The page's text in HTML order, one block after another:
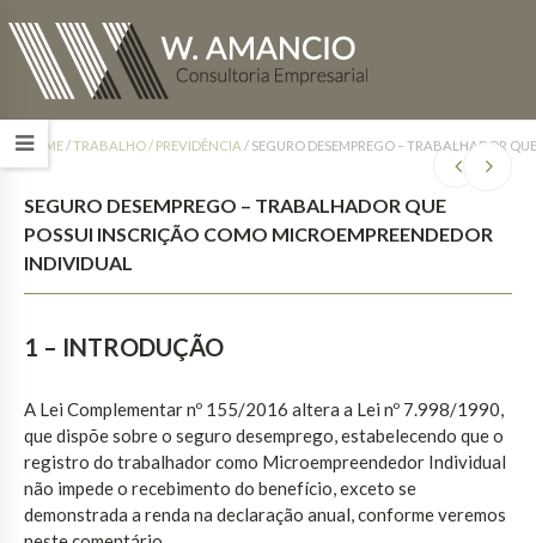
HOME/TRABALHO / PREVIDÊNCIA / SEGURO DESEMPREGO – TRABALHADOR
SEGURO DESEMPREGO – TRABALHADOR QUE
POSSUI INSCRIÇÃO COMO MICROEMPREENDEDOR
INDIVIDUAL
1 – INTRODUÇÃO
A Lei Complementar nº 155/2016 altera a Lei nº 7.998/1990,
que dispõe sobre o seguro desemprego, estabelecendo que o
registro do trabalhador como Microempreendedor Individual
não impede o recebimento do benefício, exceto se
demonstrada a renda na declaração anual, conforme veremos